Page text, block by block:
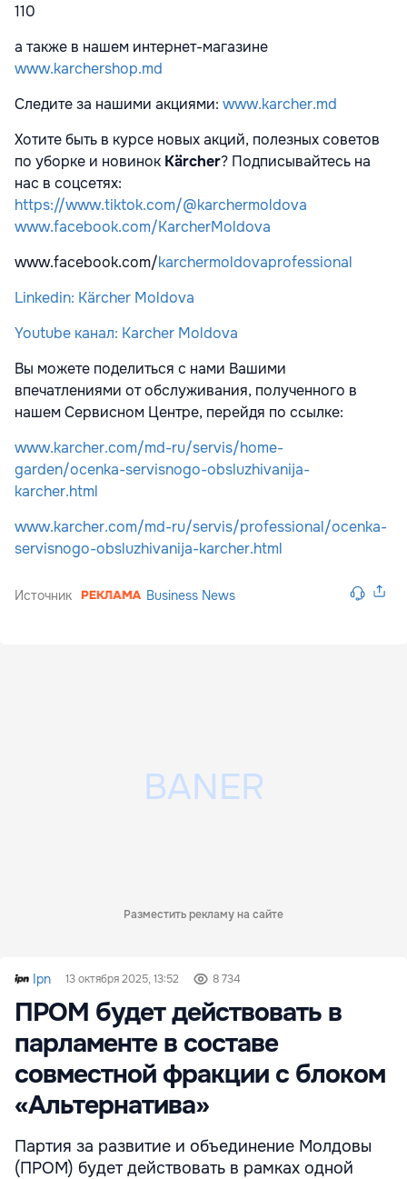
110
а также в нашем интернет-магазине
www.karchershop.md
Следите за нашими акциями: www.karcher.md
Хотите быть в курсе новых акций, полезных советов
по уборке и новинок Kärcher? Подписывайтесь на
нас в соцсетях:
https://www.tiktok.com/@karchermoldova
www.facebook.com/KarcherMoldova
www.facebook.com/karchermoldovaprofessional
Linkedin: Kärcher Moldova
Youtube канал: Karcher Moldova
Вы можете поделиться с нами Вашими
впечатлениями от обслуживания, полученного в
нашем Сервисном Центре, перейдя по ссылке:
www.karcher.com/md-ru/servis/home-
garden/ocenka-servisnogo-obsluzhivanija-
karcher.html
www.karcher.com/md-ru/servis/professional/ocenka-
servisnogo-obsluzhivanija-karcher.html
Источник Business News
Разместить рекламу на сайте
Ipn 13 октября 2025, 13:52 8 734
ПРОМ будет действовать в
парламенте в составе
совместной фракции с блоком
«Альтернатива»
Партия за развитие и объединение Молдовы
(ПРОМ) будет действовать в рамках одной